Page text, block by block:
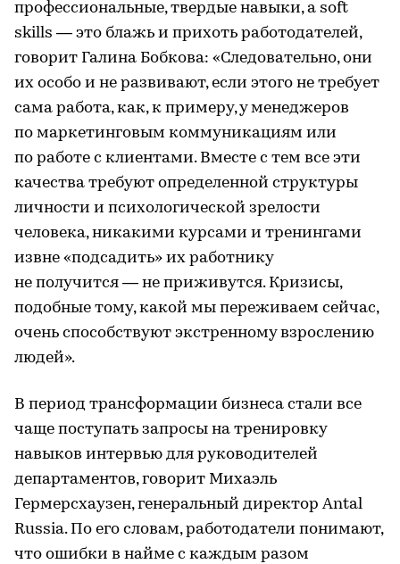
профессиональные, твердые навыки, а soft
skills — это блажь и прихоть работодателей,
говорит Галина Бобкова: «Следовательно, они
их особо и не развивают, если этого не требует
сама работа, как, к примеру, у менеджеров
по маркетинговым коммуникациям или
по работе с клиентами. Вместе с тем все эти
качества требуют определенной структуры
личности и психологической зрелости
человека, никакими курсами и тренингами
извне «подсадить» их работнику
не получится — не приживутся. Кризисы,
подобные тому, какой мы переживаем сейчас,
очень способствуют экстренному взрослению
людей».
В период трансформации бизнеса стали все
чаще поступать запросы на тренировку
навыков интервью для руководителей
департаментов, говорит Михаэль
Гермерсхаузен, генеральный директор Antal
Russia. По его словам, работодатели понимают,
что ошибки в найме с каждым разом